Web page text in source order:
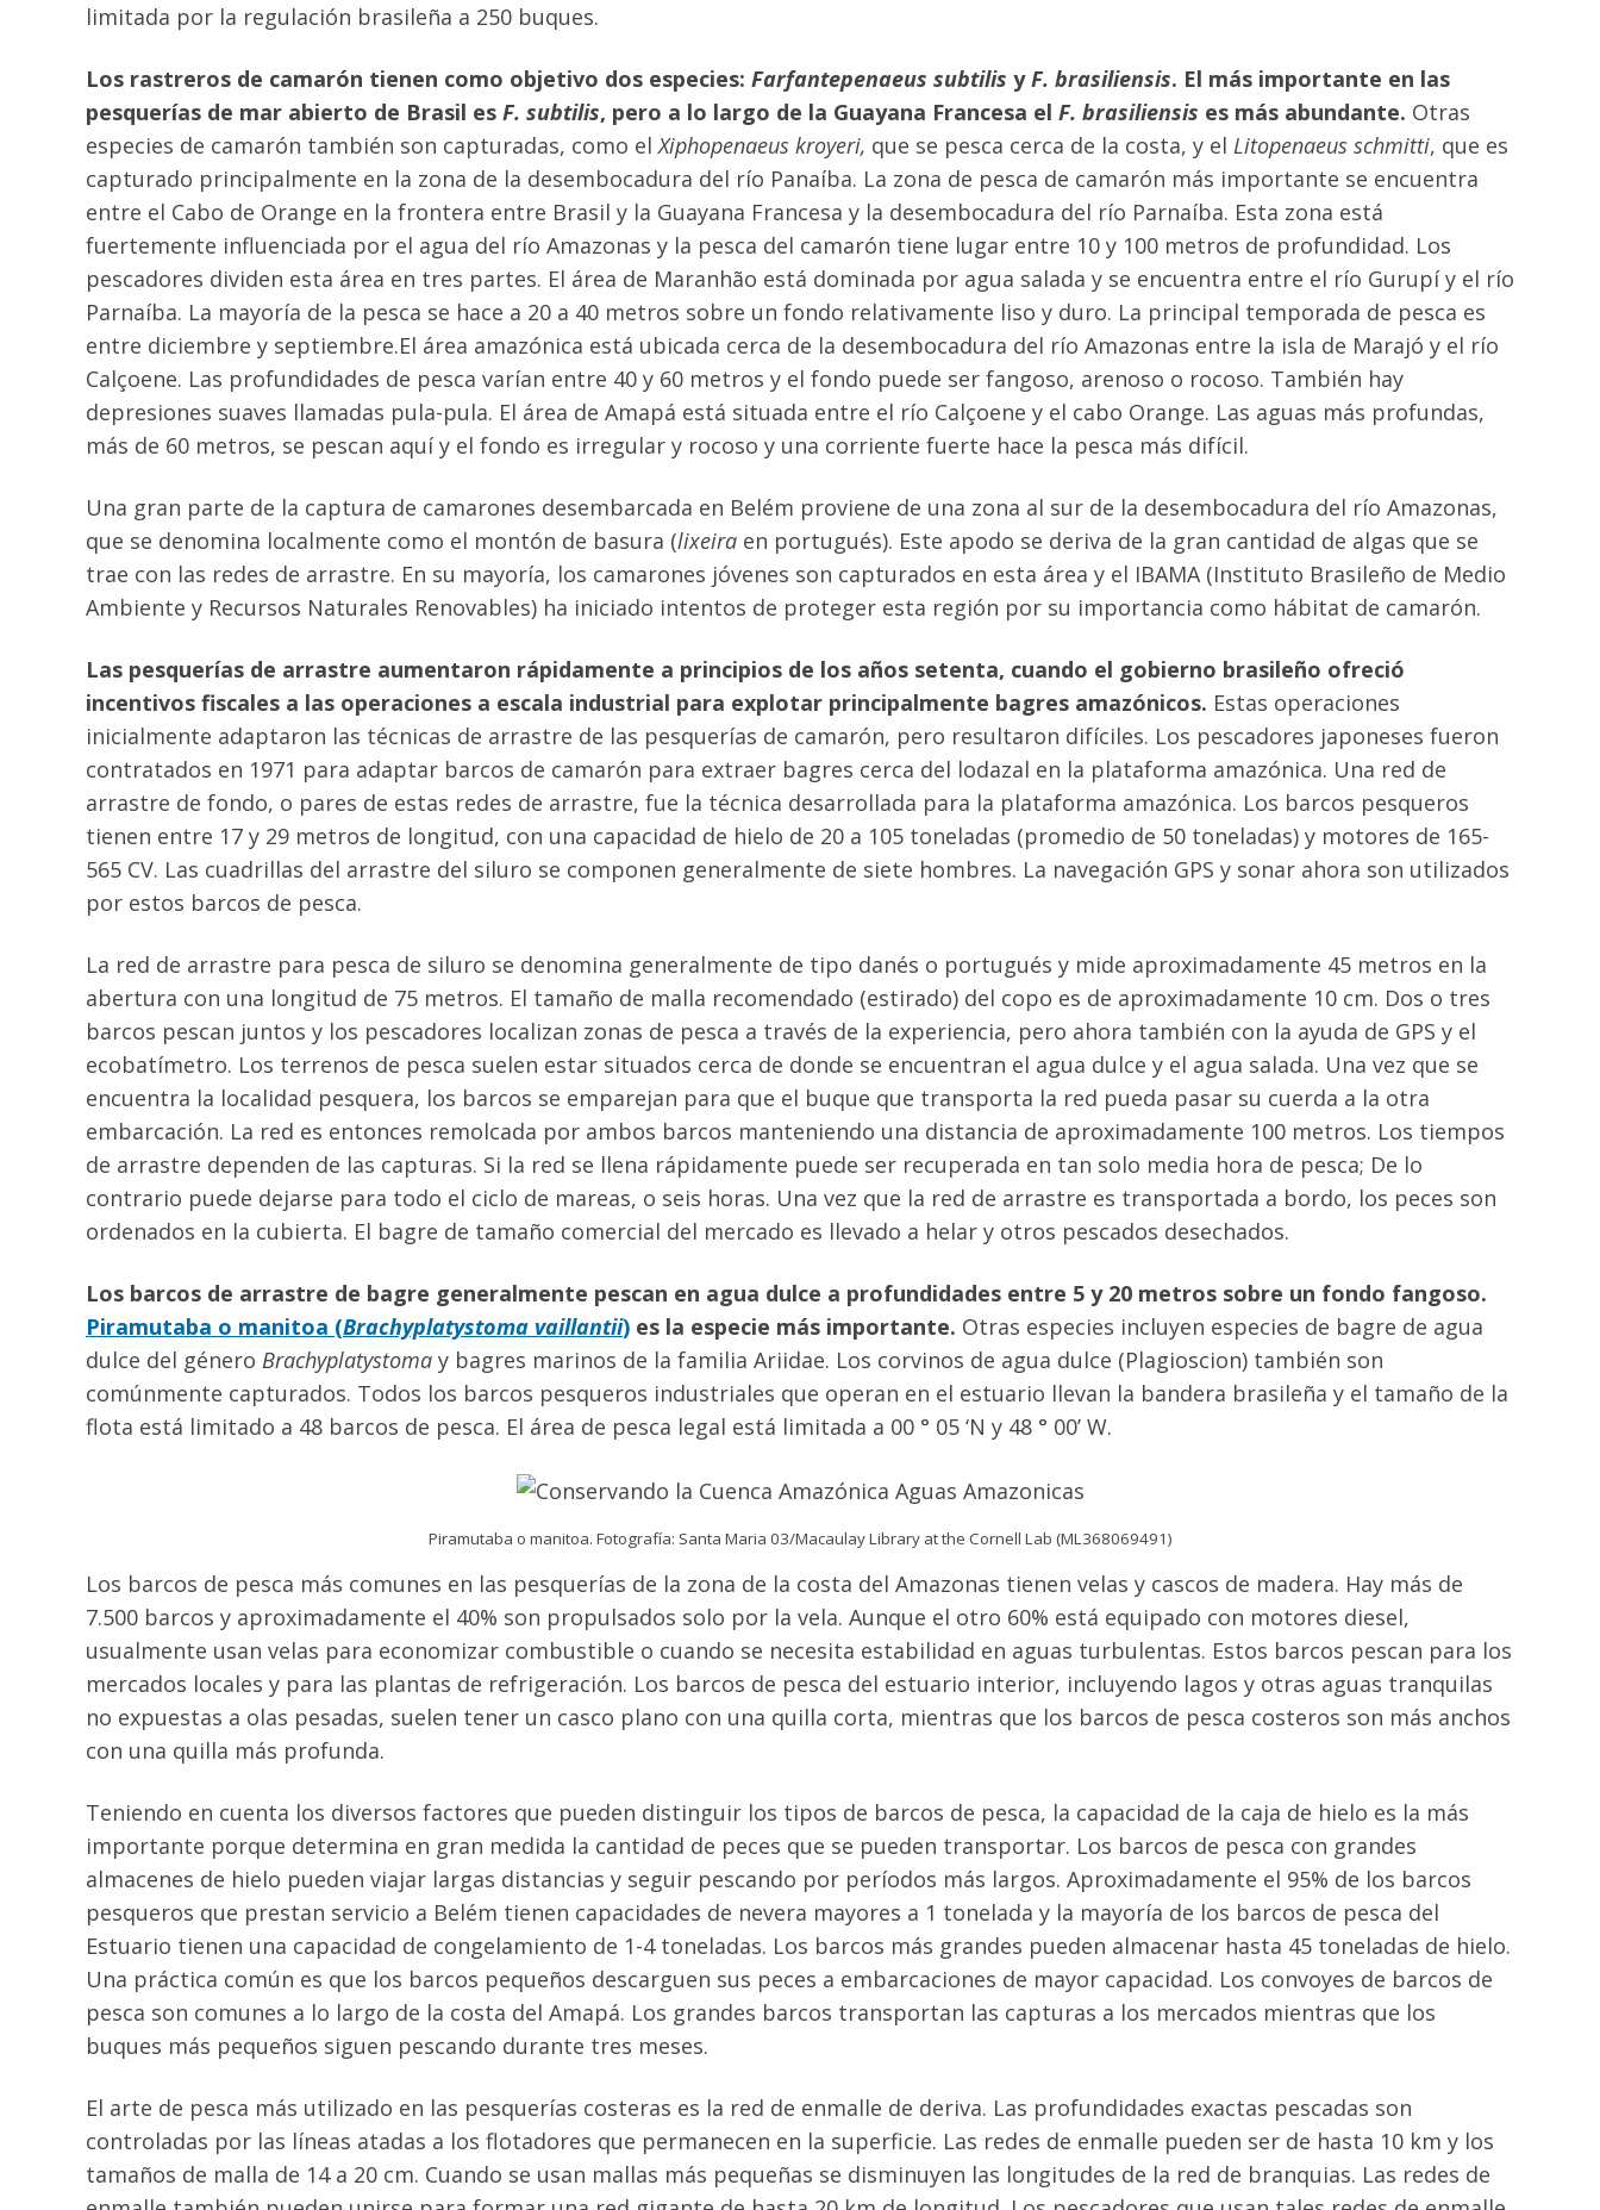
limitada por la regulación brasileña a 250 buques.
Los rastreros de camarón tienen como objetivo dos especies: Farfantepenaeus subtilis yF. brasiliensis. El más importante en las
pesquerías de mar abierto de Brasil es F. subtilis, pero a lo largo de la Guayana Francesa el F. brasiliensis es más abundante. Otras
especies de camarón también son capturadas, como el Xiphopenaeus kroyeri, que se pesca cerca de la costa, y el Litopenaeus schmitti, que es
capturado principalmente en la zona de la desembocadura del río Panaíba. La zona de pesca de camarón más importante se encuentra
entre el Cabo de Orange en la frontera entre Brasil y la Guayana Francesa y la desembocadura del río Parnaíba. Esta zona está
fuertemente influenciada por el agua del río Amazonas y la pesca del camarón tiene lugar entre 10 y 100 metros de profundidad. Los
pescadores dividen esta área en tres partes. El área de Maranhão está dominada por agua salada y se encuentra entre el río Gurupí y el río
Parnaíba. La mayoría de la pesca se hace a 20 a 40 metros sobre un fondo relativamente liso y duro. La principal temporada de pesca es
entre diciembre y septiembre.El área amazónica está ubicada cerca de la desembocadura del río Amazonas entre la isla de Marajó y el río
Calçoene. Las profundidades de pesca varían entre 40 y 60 metros y el fondo puede ser fangoso, arenoso o rocoso. También hay
depresiones suaves llamadas pula-pula. El área de Amapá está situada entre el río Calçoene y el cabo Orange. Las aguas más profundas,
más de 60 metros, se pescan aquí y el fondo es irregular y rocoso y una corriente fuerte hace la pesca más difícil.
Una gran parte de la captura de camarones desembarcada en Belém proviene de una zona al sur de la desembocadura del río Amazonas,
que se denomina localmente como el montón de basura (lixeira en portugués). Este apodo se deriva de la gran cantidad de algas que se
trae con las redes de arrastre. En su mayoría, los camarones jóvenes son capturados en esta área y el IBAMA (Instituto Brasileño de Medio
Ambiente y Recursos Naturales Renovables) ha iniciado intentos de proteger esta región por su importancia como hábitat de camarón.
Las pesquerías de arrastre aumentaron rápidamente a principios de los años setenta, cuando el gobierno brasileño ofreció
incentivos fiscales a las operaciones a escala industrial para explotar principalmente bagres amazónicos. Estas operaciones
inicialmente adaptaron las técnicas de arrastre de las pesquerías de camarón, pero resultaron difíciles. Los pescadores japoneses fueron
contratados en 1971 para adaptar barcos de camarón para extraer bagres cerca del lodazal en la plataforma amazónica. Una red de
arrastre de fondo, o pares de estas redes de arrastre, fue la técnica desarrollada para la plataforma amazónica. Los barcos pesqueros
tienen entre 17 y 29 metros de longitud, con una capacidad de hielo de 20 a 105 toneladas (promedio de 50 toneladas) y motores de 165-
565 CV. Las cuadrillas del arrastre del siluro se componen generalmente de siete hombres. La navegación GPS y sonar ahora son utilizados
por estos barcos de pesca.
La red de arrastre para pesca de siluro se denomina generalmente de tipo danés o portugués y mide aproximadamente 45 metros en la
abertura con una longitud de 75 metros. El tamaño de malla recomendado (estirado) del copo es de aproximadamente 10 cm. Dos o tres
barcos pescan juntos y los pescadores localizan zonas de pesca a través de la experiencia, pero ahora también con la ayuda de GPS y el
ecobatímetro. Los terrenos de pesca suelen estar situados cerca de donde se encuentran el agua dulce y el agua salada. Una vez que se
encuentra la localidad pesquera, los barcos se emparejan para que el buque que transporta la red pueda pasar su cuerda a la otra
embarcación. La red es entonces remolcada por ambos barcos manteniendo una distancia de aproximadamente 100 metros. Los tiempos
de arrastre dependen de las capturas. Si la red se llena rápidamente puede ser recuperada en tan solo media hora de pesca; De lo
contrario puede dejarse para todo el ciclo de mareas, o seis horas. Una vez que la red de arrastre es transportada a bordo, los peces son
ordenados en la cubierta. El bagre de tamaño comercial del mercado es llevado a helar y otros pescados desechados.
Los barcos de arrastre de bagre generalmente pescan en agua dulce a profundidades entre 5 y 20 metros sobre un fondo fangoso.
Piramutaba o manitoa (Brachyplatystoma vaillantii) es la especie más importante. Otras especies incluyen especies de bagre de agua
dulce del género Brachyplatystoma y bagres marinos de la familia Ariidae. Los corvinos de agua dulce (Plagioscion) también son
comúnmente capturados. Todos los barcos pesqueros industriales que operan en el estuario llevan la bandera brasileña y el tamaño de la
flota está limitado a 48 barcos de pesca. El área de pesca legal está limitada a 00 ° 05 ‘N y 48 ° 00’ W.
Piramutaba o manitoa. Fotografía: Santa Maria 03/Macaulay Library at the Cornell Lab (ML368069491)
Los barcos de pesca más comunes en las pesquerías de la zona de la costa del Amazonas tienen velas y cascos de madera. Hay más de
7.500 barcos y aproximadamente el 40% son propulsados ​​solo por la vela. Aunque el otro 60% está equipado con motores diesel,
usualmente usan velas para economizar combustible o cuando se necesita estabilidad en aguas turbulentas. Estos barcos pescan para los
mercados locales y para las plantas de refrigeración. Los barcos de pesca del estuario interior, incluyendo lagos y otras aguas tranquilas
no expuestas a olas pesadas, suelen tener un casco plano con una quilla corta, mientras que los barcos de pesca costeros son más anchos
con una quilla más profunda.
Teniendo en cuenta los diversos factores que pueden distinguir los tipos de barcos de pesca, la capacidad de la caja de hielo es la más
importante porque determina en gran medida la cantidad de peces que se pueden transportar. Los barcos de pesca con grandes
almacenes de hielo pueden viajar largas distancias y seguir pescando por períodos más largos. Aproximadamente el 95% de los barcos
pesqueros que prestan servicio a Belém tienen capacidades de nevera mayores a 1 tonelada y la mayoría de los barcos de pesca del
Estuario tienen una capacidad de congelamiento de 1-4 toneladas. Los barcos más grandes pueden almacenar hasta 45 toneladas de hielo.
Una práctica común es que los barcos pequeños descarguen sus peces a embarcaciones de mayor capacidad. Los convoyes de barcos de
pesca son comunes a lo largo de la costa del Amapá. Los grandes barcos transportan las capturas a los mercados mientras que los
buques más pequeños siguen pescando durante tres meses.
El arte de pesca más utilizado en las pesquerías costeras es la red de enmalle de deriva. Las profundidades exactas pescadas son
controladas por las líneas atadas a los flotadores que permanecen en la superficie. Las redes de enmalle pueden ser de hasta 10 km y los
tamaños de malla de 14 a 20 cm. Cuando se usan mallas más pequeñas se disminuyen las longitudes de la red de branquias. Las redes de